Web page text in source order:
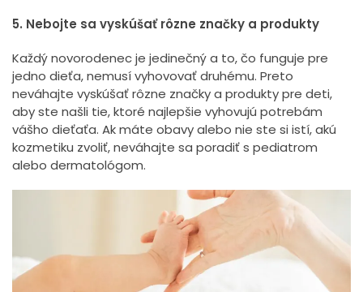
5. Nebojte sa vyskúšať rôzne značky a produkty
Každý novorodenec je jedinečný a to, čo funguje pre
jedno dieťa, nemusí vyhovovať druhému. Preto
neváhajte vyskúšať rôzne značky a produkty pre deti,
aby ste našli tie, ktoré najlepšie vyhovujú potrebám
vášho dieťaťa. Ak máte obavy alebo nie ste si istí, akú
kozmetiku zvoliť, neváhajte sa poradiť s pediatrom
alebo dermatológom.